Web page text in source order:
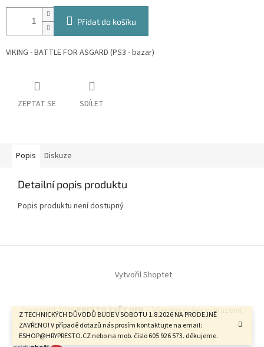
Z TECHNICKÝCH DŮVODŮ BUDE V SOBOTU 1.8.2026 NA PRODEJNĚ
ZAVŘENO! V případě dotazů nás prosím kontaktujte na email:
ESHOP@HRYPRESTO.CZ nebo na mob. číslo 605 926 573. děkujeme.
Přidat do košíku
VIKING - BATTLE FOR ASGARD (PS3 - bazar)
ZEPTAT SE SDÍLET
Popis Diskuze
Detailní popis produktu
Popis produktu není dostupný
Vytvořil Shoptet
Copyright 2026PRESTO SVĚT HER - . Všechna práva vyhrazena.